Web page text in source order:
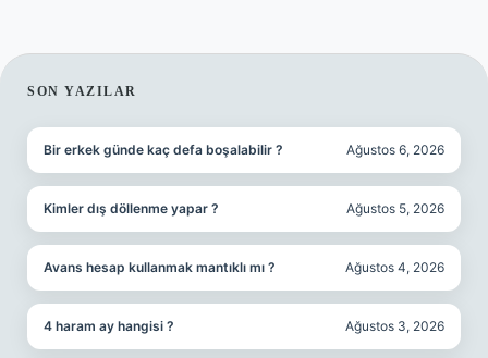
SIDEBAR
SON YAZILAR
Bir erkek günde kaç defa boşalabilir ? Ağustos 6, 2026
Kimler dış döllenme yapar ? Ağustos 5, 2026
Avans hesap kullanmak mantıklı mı ? Ağustos 4, 2026
4 haram ay hangisi ? Ağustos 3, 2026